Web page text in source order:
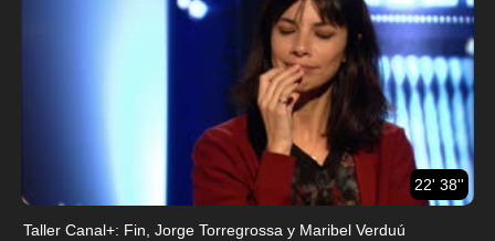
22' 38''
Taller Canal+: Fin, Jorge Torregrossa y Maribel Verduú